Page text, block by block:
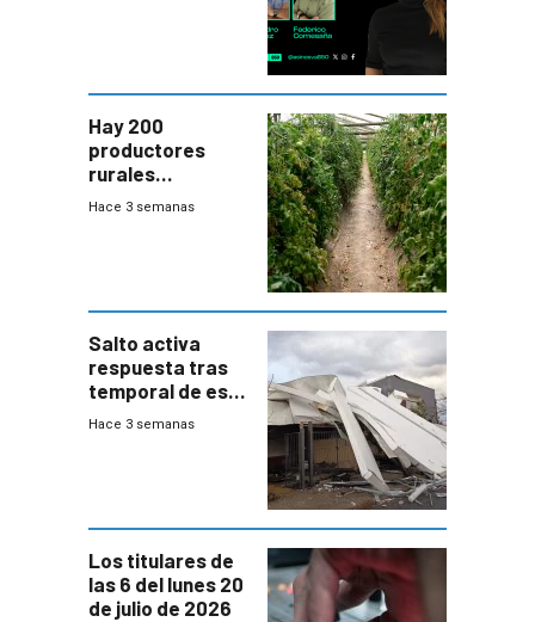
Hay 200
productores
rurales
afectados tras
Hace 3 semanas
Salto activa
respuesta tras
temporal de este
sábado con
Hace 3 semanas
Los titulares de
las 6 del lunes 20
de julio de 2026